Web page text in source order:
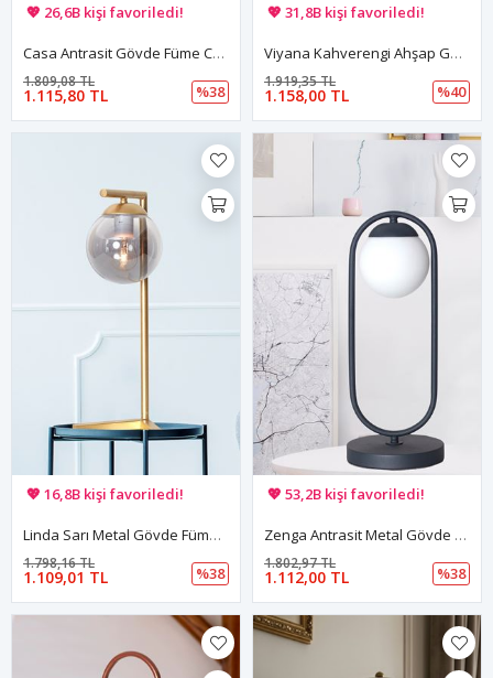
💸 Sepette 100 TL indirim!
Casa Antrasit Gövde Füme Camlı Tasarım Lüx Masa Lambası
1.115,80 TL
1.809,08 TL
%38
💸 Sepette 100 TL indirim!
Viyana Kahverengi Ahşap Gövde Bakır Başlık Tasarım Lüx Masa Lambası
1.158,00 TL
1.919,35 TL
%40
🚚 Hızlı teslimat yapılıyor!
💖 16,8B kişi favoriledi!
💸 Sepette 100 TL indirim!
Linda Sarı Metal Gövde Füme Camlı Tasarım Lüx Masa Lambası
1.109,01 TL
1.798,16 TL
%38
🚚 Hızlı teslimat yapılıyor!
💖 53,2B kişi favoriledi!
💸 Sepette 100 TL indirim!
Zenga Antrasit Metal Gövde Beyaz Camlı Tasarım Lüx Masa Lambası
1.112,00 TL
1.802,97 TL
%38